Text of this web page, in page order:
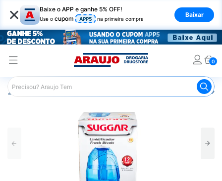
× Baixe o APP e ganhe 5% OFF!
Use o cupom APP5 na primeira compra
Baixar
0
Araujo Saúde e Bem Estar Aparelhos de Respiração